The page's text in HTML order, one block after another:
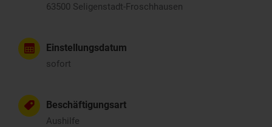
63500 Seligenstadt-Froschhausen
Einstellungsdatum
sofort
Beschäftigungsart
Aushilfe